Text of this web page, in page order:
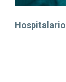
Hospitalario